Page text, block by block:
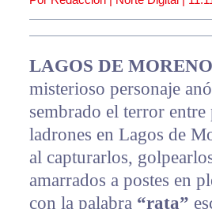
LAGOS DE
misterioso personaje
sembrado el terror entre
ladrones en Lagos de
al capturarlos,
amarrados a postes en
con la palabra “rata”